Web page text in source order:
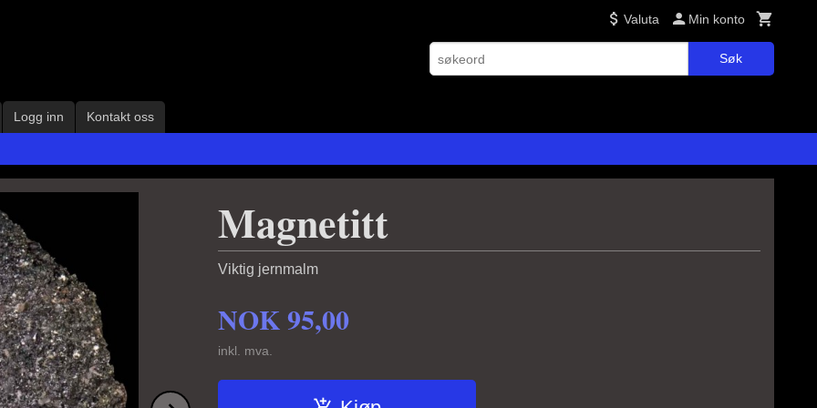
Valuta Min konto
Søk
Logg inn Kontakt oss
Magnetitt
Viktig jernmalm
NOK95,00
inkl. mva.